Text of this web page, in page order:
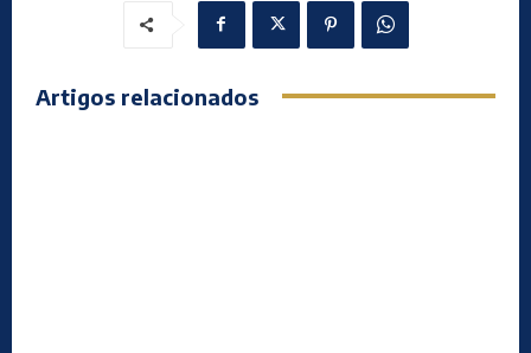
Artigos relacionados